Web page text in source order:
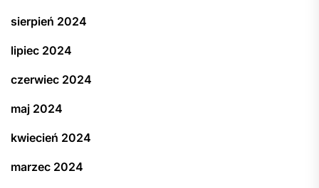
sierpień 2024
lipiec 2024
czerwiec 2024
maj 2024
kwiecień 2024
marzec 2024